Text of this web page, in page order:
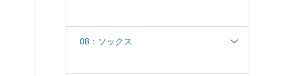
08：ソックス